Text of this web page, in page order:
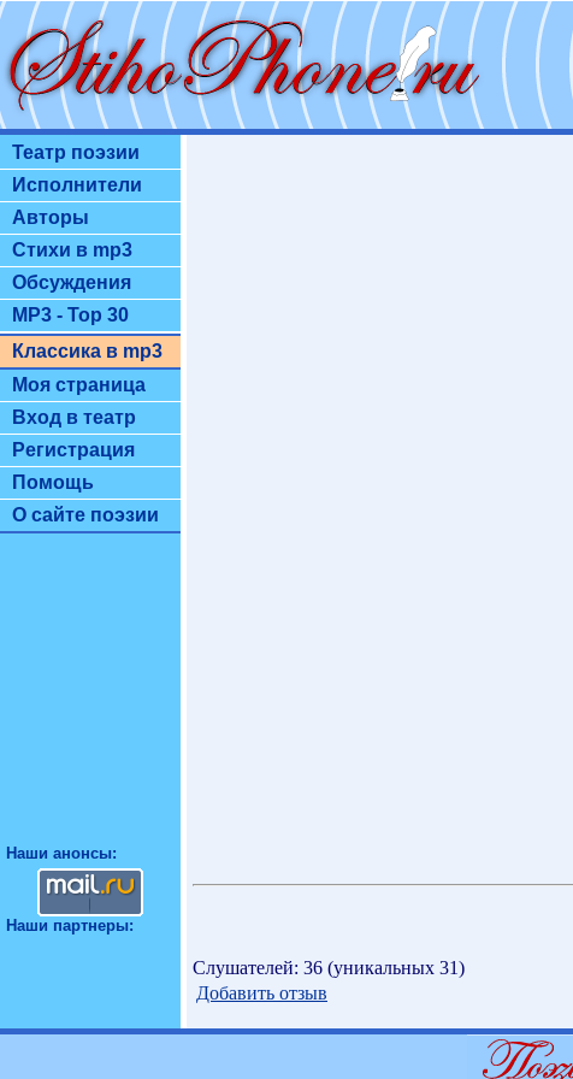
Театр поэзии
Исполнители
Авторы
Стихи в mp3
Обсуждения
MP3 - Top 30
Классика в mp3
Моя страница
Вход в театр
Регистрация
Помощь
О сайте поэзии
Наши анонсы:
Наши партнеры:
Слушателей: 36 (уникальных 31)
Добавить отзыв